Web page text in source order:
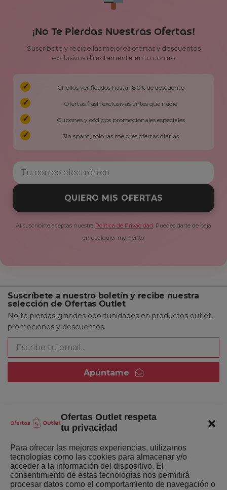
Ofertas Outlet respeta
tu privacidad
Para ofrecer las mejores experiencias, utilizamos
tecnologías como las cookies para almacenar y/o
acceder a la información del dispositivo. El
consentimiento de estas tecnologías nos permitirá
procesar datos como el comportamiento de navegación o
¡No Te Pierdas Nuestras Ofertas!
Suscríbete y recibe las mejores ofertas y descuentos
exclusivos directamente en tu correo
Chollos verificados hasta -80% de descuento
Ofertas flash exclusivas antes que nadie
Cupones y códigos promocionales especiales
Sin spam, solo las mejores ofertas diarias
QUIERO MIS OFERTAS
Al suscribirte aceptas nuestra Política de Privacidad . Puedes darte de baja
en cualquier momento.
Suscríbete a nuestro boletín y recibe nuestra
selección de Ofertas Outlet
No te pierdas grandes oportunidades en productos outlet,
promociones y descuentos.
Apúntame
Quienes somos
Últimas Novedades
Mejores ofertas de la semana